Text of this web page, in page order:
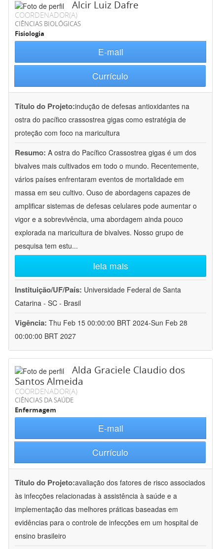
Alcir Luiz Dafre
COORDENADOR(A)
CIÊNCIAS BIOLÓGICAS
Fisiologia
E-mail
Currículo
Título do Projeto:indução de defesas antioxidantes na
ostra do pacífico crassostrea gigas como estratégia de
proteção com foco na maricultura
Resumo: A ostra do Pacífico Crassostrea gigas é um dos
bivalves mais cultivados em todo o mundo. Recentemente,
vários países enfrentaram eventos de mortalidade em
massa em seu cultivo. Ouso de abordagens capazes de
amplificar sistemas de defesas celulares pode aumentar o
vigor e a sobrevivência, uma abordagem ainda pouco
explorada na maricultura de bivalves. Nosso grupo de
pesquisa tem estu...
leia mais
Instituição/UF/País: Universidade Federal de Santa
Catarina - SC - Brasil
Vigência: Thu Feb 15 00:00:00 BRT 2024-Sun Feb 28
00:00:00 BRT 2027
Alda Graciele Claudio dos
Santos Almeida
COORDENADOR(A)
CIÊNCIAS DA SAÚDE
Enfermagem
E-mail
Currículo
Título do Projeto:avaliação dos fatores de risco associados
às infecções relacionadas à assistência à saúde e a
implementação das melhores práticas baseadas em
evidências para o controle de infecções em um hospital de
ensino brasileiro